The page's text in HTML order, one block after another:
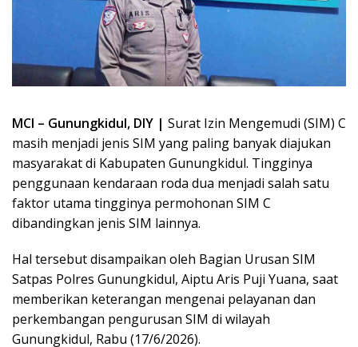
MCI – Gunungkidul, DIY | Surat Izin Mengemudi (SIM) C
masih menjadi jenis SIM yang paling banyak diajukan
masyarakat di Kabupaten Gunungkidul. Tingginya
penggunaan kendaraan roda dua menjadi salah satu
faktor utama tingginya permohonan SIM C
dibandingkan jenis SIM lainnya.
Hal tersebut disampaikan oleh Bagian Urusan SIM
Satpas Polres Gunungkidul, Aiptu Aris Puji Yuana, saat
memberikan keterangan mengenai pelayanan dan
perkembangan pengurusan SIM di wilayah
Gunungkidul, Rabu (17/6/2026).